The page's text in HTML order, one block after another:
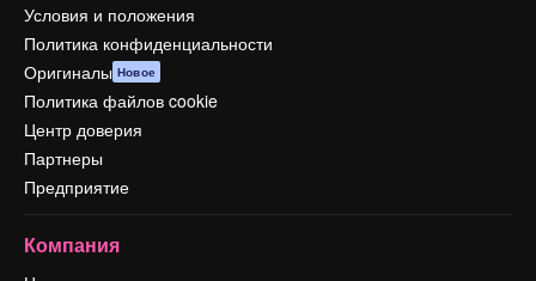
Условия и положения
Политика конфиденциальности
Оригиналы Новое
Политика файлов cookie
Центр доверия
Партнеры
Предприятие
Компания